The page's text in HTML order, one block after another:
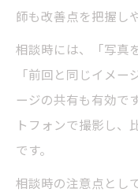
師も改善点を把握し
相談時には、「写真
「前回と同じイメ
ージの共有も有効で
トフォンで撮影し、
です。
相談時の注意点とし